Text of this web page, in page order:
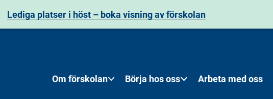
Lediga platser i höst – boka visning av förskolan
Om förskolan Börja hos oss Arbeta med oss